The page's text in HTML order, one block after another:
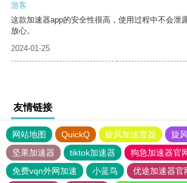
游客
这款加速器app的安全性很高，使用过程中不会泄
放心。
2024-01-25
友情链接
网站地图 QuickQ 旋风加速度器 旋
坚果加速器
tiktok加速器
狗急加速器官
免费vqn外网加速
小蓝鸟 优途加速器官